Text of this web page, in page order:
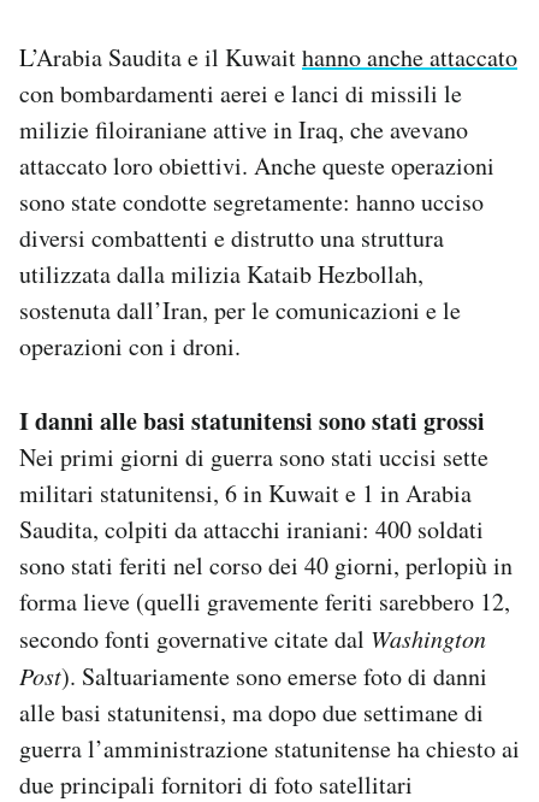
L’Arabia Saudita e il Kuwaithanno anche attaccato
con bombardamenti aerei e lanci di missili le
milizie filoiraniane attive in Iraq, che avevano
attaccato loro obiettivi. Anche queste operazioni
sono state condotte segretamente: hanno ucciso
diversi combattenti e distrutto una struttura
utilizzata dalla milizia Kataib Hezbollah,
sostenuta dall’Iran, per le comunicazioni e le
operazioni con i droni.
I danni alle basi statunitensi sono stati grossi
Nei primi giorni di guerra sono stati uccisi sette
militari statunitensi, 6 in Kuwait e 1 in Arabia
Saudita, colpiti da attacchi iraniani: 400 soldati
sono stati feriti nel corso dei 40 giorni, perlopiù in
forma lieve (quelli gravemente feriti sarebbero 12,
secondo fonti governative citate dal Washington
Post). Saltuariamente sono emerse foto di danni
alle basi statunitensi, ma dopo due settimane di
guerra l’amministrazione statunitense ha chiesto ai
due principali fornitori di foto satellitari